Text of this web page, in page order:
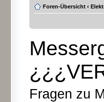
Foren-Übersicht ‹
Fragen zu